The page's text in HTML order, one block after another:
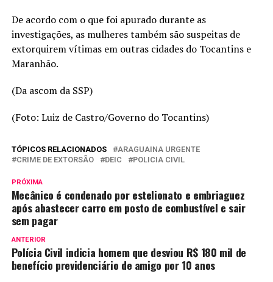
De acordo com o que foi apurado durante as
investigações, as mulheres também são suspeitas de
extorquirem vítimas em outras cidades do Tocantins e
Maranhão.
(Da ascom da SSP)
(Foto: Luiz de Castro/Governo do Tocantins)
TÓPICOS RELACIONADOS
ARAGUAINA URGENTE
CRIME DE EXTORSÃO
DEIC POLICIA CIVIL
PRÓXIMA
Mecânico é condenado por estelionato e embriaguez
após abastecer carro em posto de combustível e sair
sem pagar
ANTERIOR
Polícia Civil indicia homem que desviou R$ 180 mil de
benefício previdenciário de amigo por 10 anos